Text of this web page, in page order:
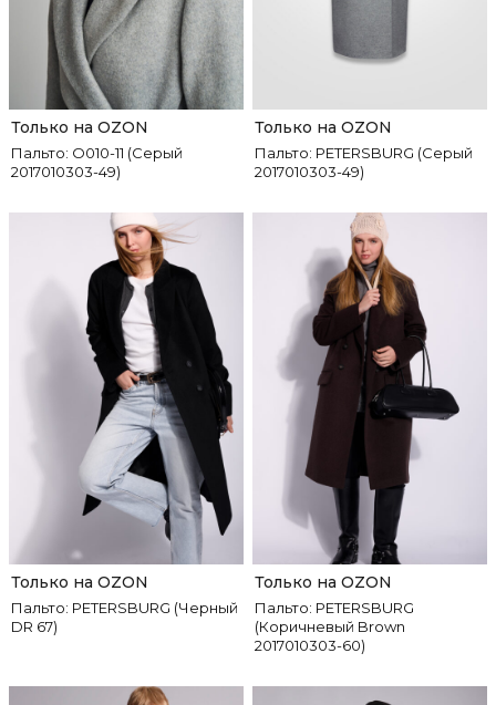
Пальто: О010-11 (Серый
2017010303-49)
Только на OZON
Пальто: PETERSBURG (Серый
2017010303-49)
Только на OZON
Пальто: PETERSBURG (Черный
DR 67)
Только на OZON
Пальто: PETERSBURG
(Коричневый Brown
2017010303-60)
Только на OZON